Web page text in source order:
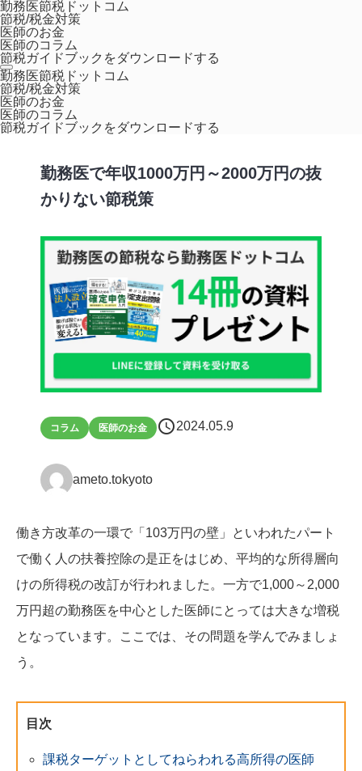
勤務医節税ドットコム
節税/税金対策
医師のお金
医師のコラム
節税ガイドブックをダウンロードする
勤務医節税ドットコム
節税/税金対策
医師のお金
医師のコラム
節税ガイドブックをダウンロードする
ホーム コラム, 医師のお金
りない節税策
勤務医
勤務医で年収1000万円～2000万円の抜
かりない節税策
コラム 医師のお金 schedule2024.05.9
ameto.tokyoto
働き方改革の一環で「103万円の壁」といわれたパート
で働く人の扶養控除の是正をはじめ、平均的な所得層向
けの所得税の改訂が行われました。一方で1,000～2,000
万円超の勤務医を中心とした医師にとっては大きな増税
となっています。ここでは、その問題を学んでみましょ
う。
目次
課税ターゲットとしてねらわれる高所得の医師